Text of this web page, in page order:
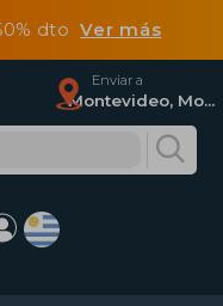
dtoVer más
Enviar a
Montevideo, Montevideo